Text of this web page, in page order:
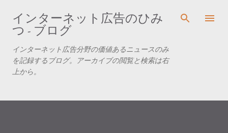
スキップしてメイン コンテンツに移動
インターネット広告のひみ
つ - ブログ
インターネット広告分野の価値あるニュースのみ
を記録するブログ。アーカイブの閲覧と検索は右
上から。